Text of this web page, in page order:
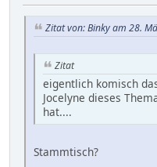
Zitat von: Binky am 28.
Zitat
eigentlich komisch
Jocelyne dieses
hat....
Stammtisch?